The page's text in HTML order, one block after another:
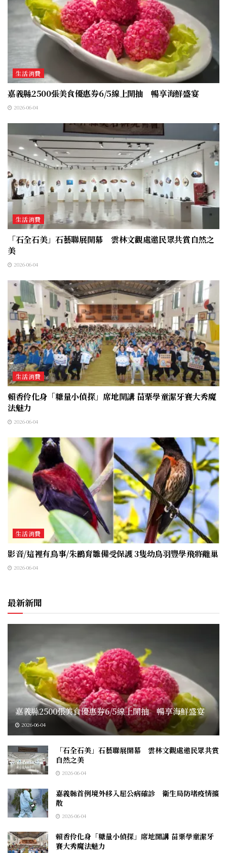
生活消費
嘉義縣2500張美食優惠券6/5線上開抽 暢享海鮮盛宴
2026-06-04
生活消費
「石全石美」石藝聯展開幕 雲林文觀處邀民眾共賞自然之
美
2026-06-04
生活消費
賴香伶化身「糖量小偵探」席地開講 苗栗學童潔牙賽大秀魔
法魅力
2026-06-04
生活消費
影音/這裡有鳥事/朱鸝育雛備受保護 3隻幼鳥羽豐學飛將離巢
2026-06-04
最新新聞
嘉義縣2500張美食優惠券6/5線上開抽 暢享海鮮盛宴
2026-06-04
「石全石美」石藝聯展開幕 雲林文觀處邀民眾共賞
自然之美
2026-06-04
嘉義縣首例境外移入屈公病確診 衛生局防堵疫情擴
散
2026-06-04
賴香伶化身「糖量小偵探」席地開講 苗栗學童潔牙
賽大秀魔法魅力